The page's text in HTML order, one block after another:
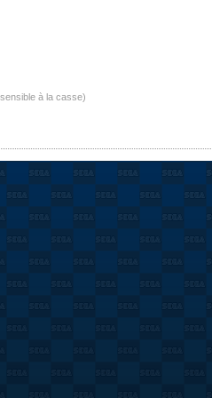
à la casse)